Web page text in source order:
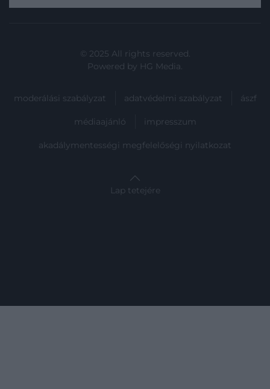
© 2025 All rights reserved.
Powered by HG Media.
moderálási szabályzat adatvédelmi szabályzat ászf
médiaajánló impresszum
akadálymentességi megfelelőségi nyilatkozat
Lap tetejére